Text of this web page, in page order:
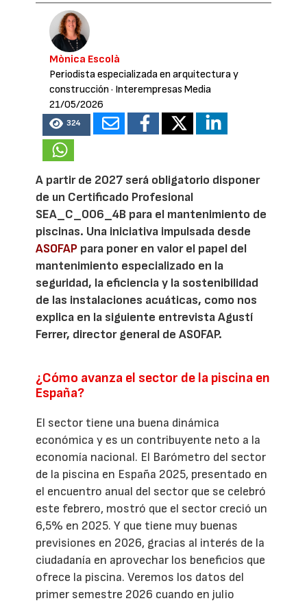
Mònica Escolà
Periodista especializada en arquitectura y
construcción · Interempresas Media
21/05/2026
324
A partir de 2027 será obligatorio disponer
de un Certificado Profesional
SEA_C_006_4B para el mantenimiento de
piscinas. Una iniciativa impulsada desde
ASOFAP para poner en valor el papel del
mantenimiento especializado en la
seguridad, la eficiencia y la sostenibilidad
de las instalaciones acuáticas, como nos
explica en la siguiente entrevista Agustí
Ferrer, director general de ASOFAP.
¿Cómo avanza el sector de la piscina en
España?
El sector tiene una buena dinámica
económica y es un contribuyente neto a la
economía nacional. El Barómetro del sector
de la piscina en España 2025, presentado en
el encuentro anual del sector que se celebró
este febrero, mostró que el sector creció un
6,5% en 2025. Y que tiene muy buenas
previsiones en 2026, gracias al interés de la
ciudadanía en aprovechar los beneficios que
ofrece la piscina. Veremos los datos del
primer semestre 2026 cuando en julio